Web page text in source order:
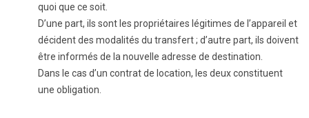
quoi que ce soit.
D’une part, ils sont les propriétaires légitimes de l’appareil et
décident des modalités du transfert ; d’autre part, ils doivent
être informés de la nouvelle adresse de destination.
Dans le cas d’un contrat de location, les deux constituent
une obligation.